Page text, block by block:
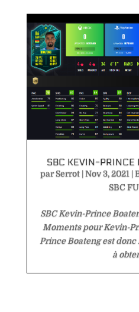
SBC KEVIN-PRINCE
parSerrot|Nov 3, 2021 |
SBC
SBC Kevin-Prince
Moments pour Kevin-
Prince Boateng est
à